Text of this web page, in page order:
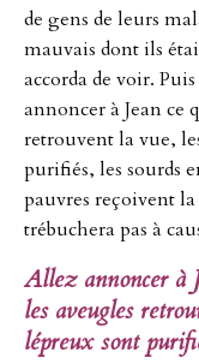
de gens de leurs
mauvais dont ils
accorda de voir.
annoncer à Jean ce
retrouvent la vue,
purifiés, les sourds
pauvres reçoivent
trébuchera pas à
Allez annoncer à
les aveugles
lépreux sont